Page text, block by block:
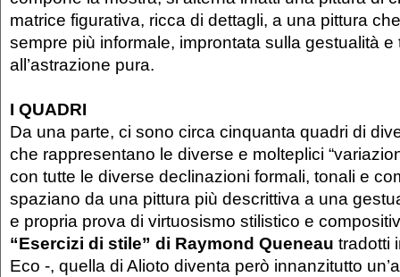
matrice figurativa, ricca di dettagli, a una pittura
sempre più informale, improntata sulla gestualità
all’astrazione pura.
I QUADRI
Da una parte, ci sono circa cinquanta quadri di
che rappresentano le diverse e molteplici
con tutte le diverse declinazioni formali, tonali e
spaziano da una pittura più descrittiva a una
e propria prova di virtuosismo stilistico e
“Esercizi di stile” di Raymond Queneau tradotti
Eco -, quella di Alioto diventa però innanzitutto